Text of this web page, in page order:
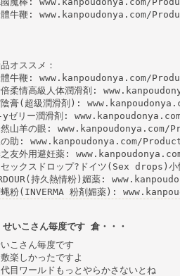
體牛鞭: www.kanpoudonya.com/
オススメ：
體牛鞭: www.kanpoudonya.com/
倍柔情高級人体潤滑剤:
陰膏(超級潤滑剤):
yゼリー潤滑剤:
然山羊の眼:
の助: www.kanpoudonya.com/
之友外用避妊薬:
セックスドロップ?ドイツ(Sex
持久熱情粉)媚薬:
蝿粉(INVERMA 粉剤媚薬):
いこさん毎度です 倉・・・
こさん毎度です
楽しかったですよ
代目ワールドもっとやらかさないとね